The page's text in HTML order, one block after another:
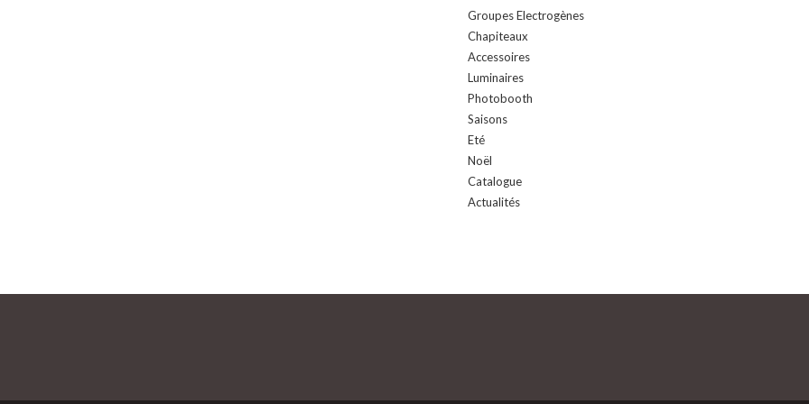
Groupes Electrogènes
Chapiteaux
Accessoires
Luminaires
Photobooth
Saisons
Eté
Noël
Catalogue
Actualités